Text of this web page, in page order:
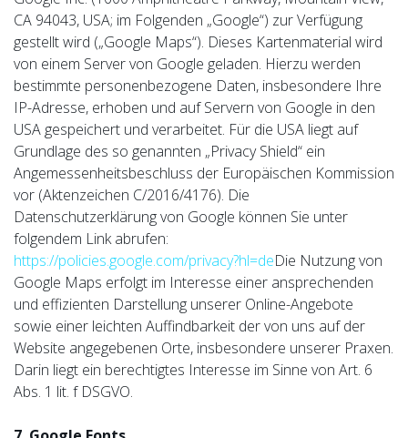
CA 94043, USA; im Folgenden „Google“) zur Verfügung
gestellt wird („Google Maps“). Dieses Kartenmaterial wird
von einem Server von Google geladen. Hierzu werden
bestimmte personenbezogene Daten, insbesondere Ihre
IP-Adresse, erhoben und auf Servern von Google in den
USA gespeichert und verarbeitet. Für die USA liegt auf
Grundlage des so genannten „Privacy Shield“ ein
Angemessenheitsbeschluss der Europäischen Kommission
vor (Aktenzeichen C/2016/4176). Die
Datenschutzerklärung von Google können Sie unter
folgendem Link abrufen:
https://policies.google.com/privacy?hl=deDie Nutzung von
Google Maps erfolgt im Interesse einer ansprechenden
und effizienten Darstellung unserer Online-Angebote
sowie einer leichten Auffindbarkeit der von uns auf der
Website angegebenen Orte, insbesondere unserer Praxen.
Darin liegt ein berechtigtes Interesse im Sinne von Art. 6
Abs. 1 lit. f DSGVO.